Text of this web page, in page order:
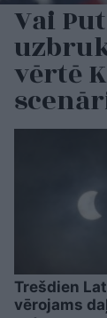
Vai
vērtē
Trešdien
vērojams